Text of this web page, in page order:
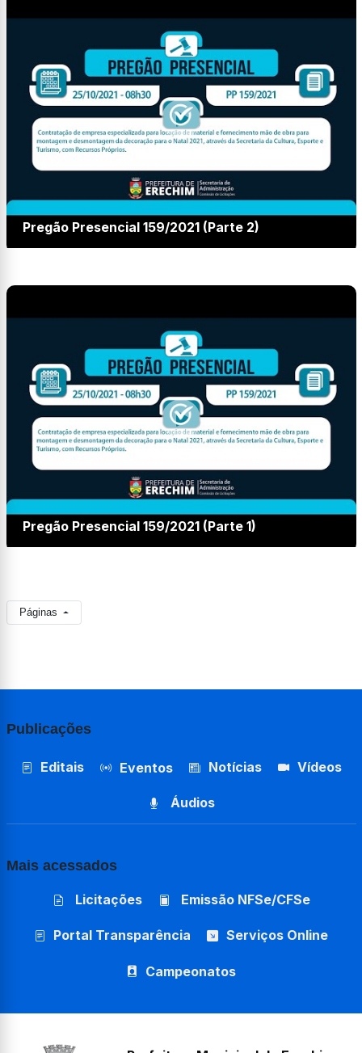
Pregão Presencial 159/2021 (Parte 2)
Pregão Presencial 159/2021 (Parte 1)
Páginas
Publicações
Editais Eventos Notícias Vídeos
Áudios
Mais acessados
Licitações Emissão NFSe/CFSe
Portal Transparência Serviços Online
Campeonatos